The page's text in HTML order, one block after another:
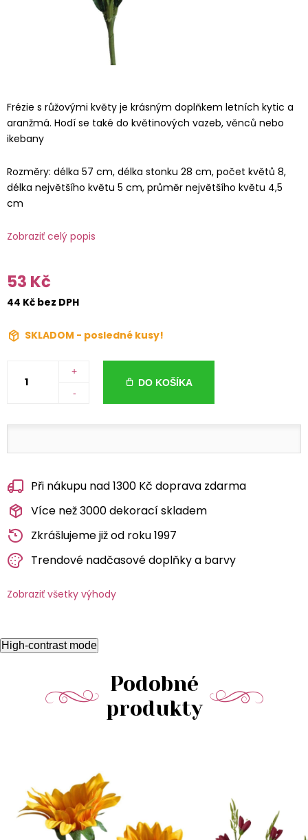
Frézie s růžovými květy je krásným doplňkem letních kytic a
aranžmá. Hodí se také do květinových vazeb, věnců nebo
ikebany
Rozměry: délka 57 cm, délka stonku 28 cm, počet květů 8,
délka největšího květu 5 cm, průměr největšího květu 4,5
cm
Zobraziť celý popis
53 Kč
44 Kč bez DPH
SKLADOM - posledné kusy!
+
-
DO KOŠÍKA
Při nákupu nad 1300 Kč doprava zdarma
Více než 3000 dekorací skladem
Zkrášlujeme již od roku 1997
Trendové nadčasové doplňky a barvy
Zobraziť všetky výhody
High-contrast mode
Podobné
produkty